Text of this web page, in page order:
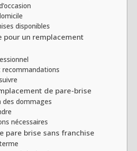
disponibles
pour un remplacement
de pare-brise
dommages
nécessaires
pare brise sans franchise